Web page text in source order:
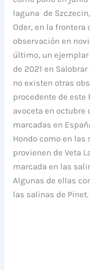
laguna de
Oder, en la frontera
observación en
último, un
de 2021 en
no existen otras
procedente de
avoceta en octubre
marcadas en
Hondo como en las
provienen de Veta
marcada en las
Algunas de ellas
las salinas de Pinet.